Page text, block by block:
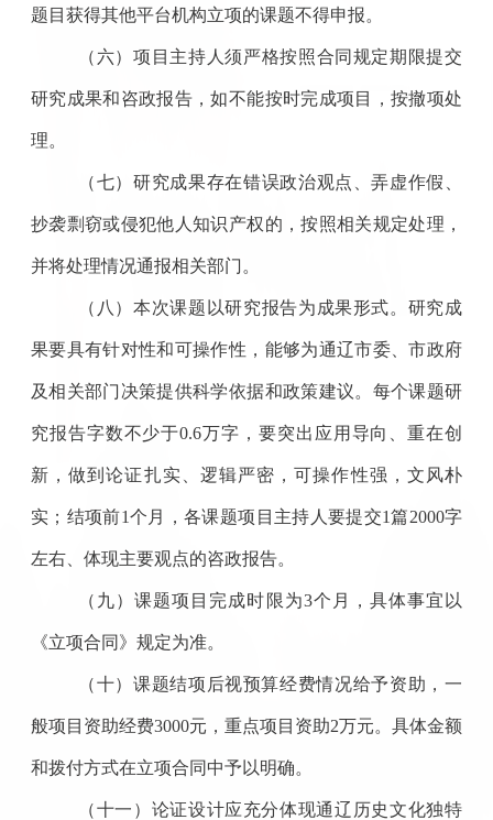
题目获得其他平台机构立项的课题不得申报。
（ 六）项目主持人须严格按照合同规定期限提交
研究成果和咨政报告 ，如不能按时完成项目，按撤项处
理。
（七）研究成果存在错误政治观点、弄虚作假、
抄袭剽窃或侵犯他人知识产权的，按照相关规定处理，
并将处理情况通报相关部门。
（ 八 ）本次课题 以研究报告为成果形式。研究成
果要具有针对性和可操作性，能够为通辽市委、市政府
及相关部门决策提供科学依据和政策建议。 每个课题研
究报告字数不少于0.6万字，要突出应用导向、重在创
新，做到论证扎实、逻辑严密，可操作性强，文风朴
实 ； 结项前1个月，各课题项目主持人要提交1篇2000字
左右、体现主要观点的咨政报告。
（ 九）课题项目完成时限为3个月，具体事宜以
《立项合同》规定为准。
（十）课题结项后视预算经费情况给予资助 ，一
般项目资助经费3000元，重点项目资助2万元。具体金额
和拨付方式在立项合同中予以明确。
（十一）论证设计应充分体现通辽 历史文化独特